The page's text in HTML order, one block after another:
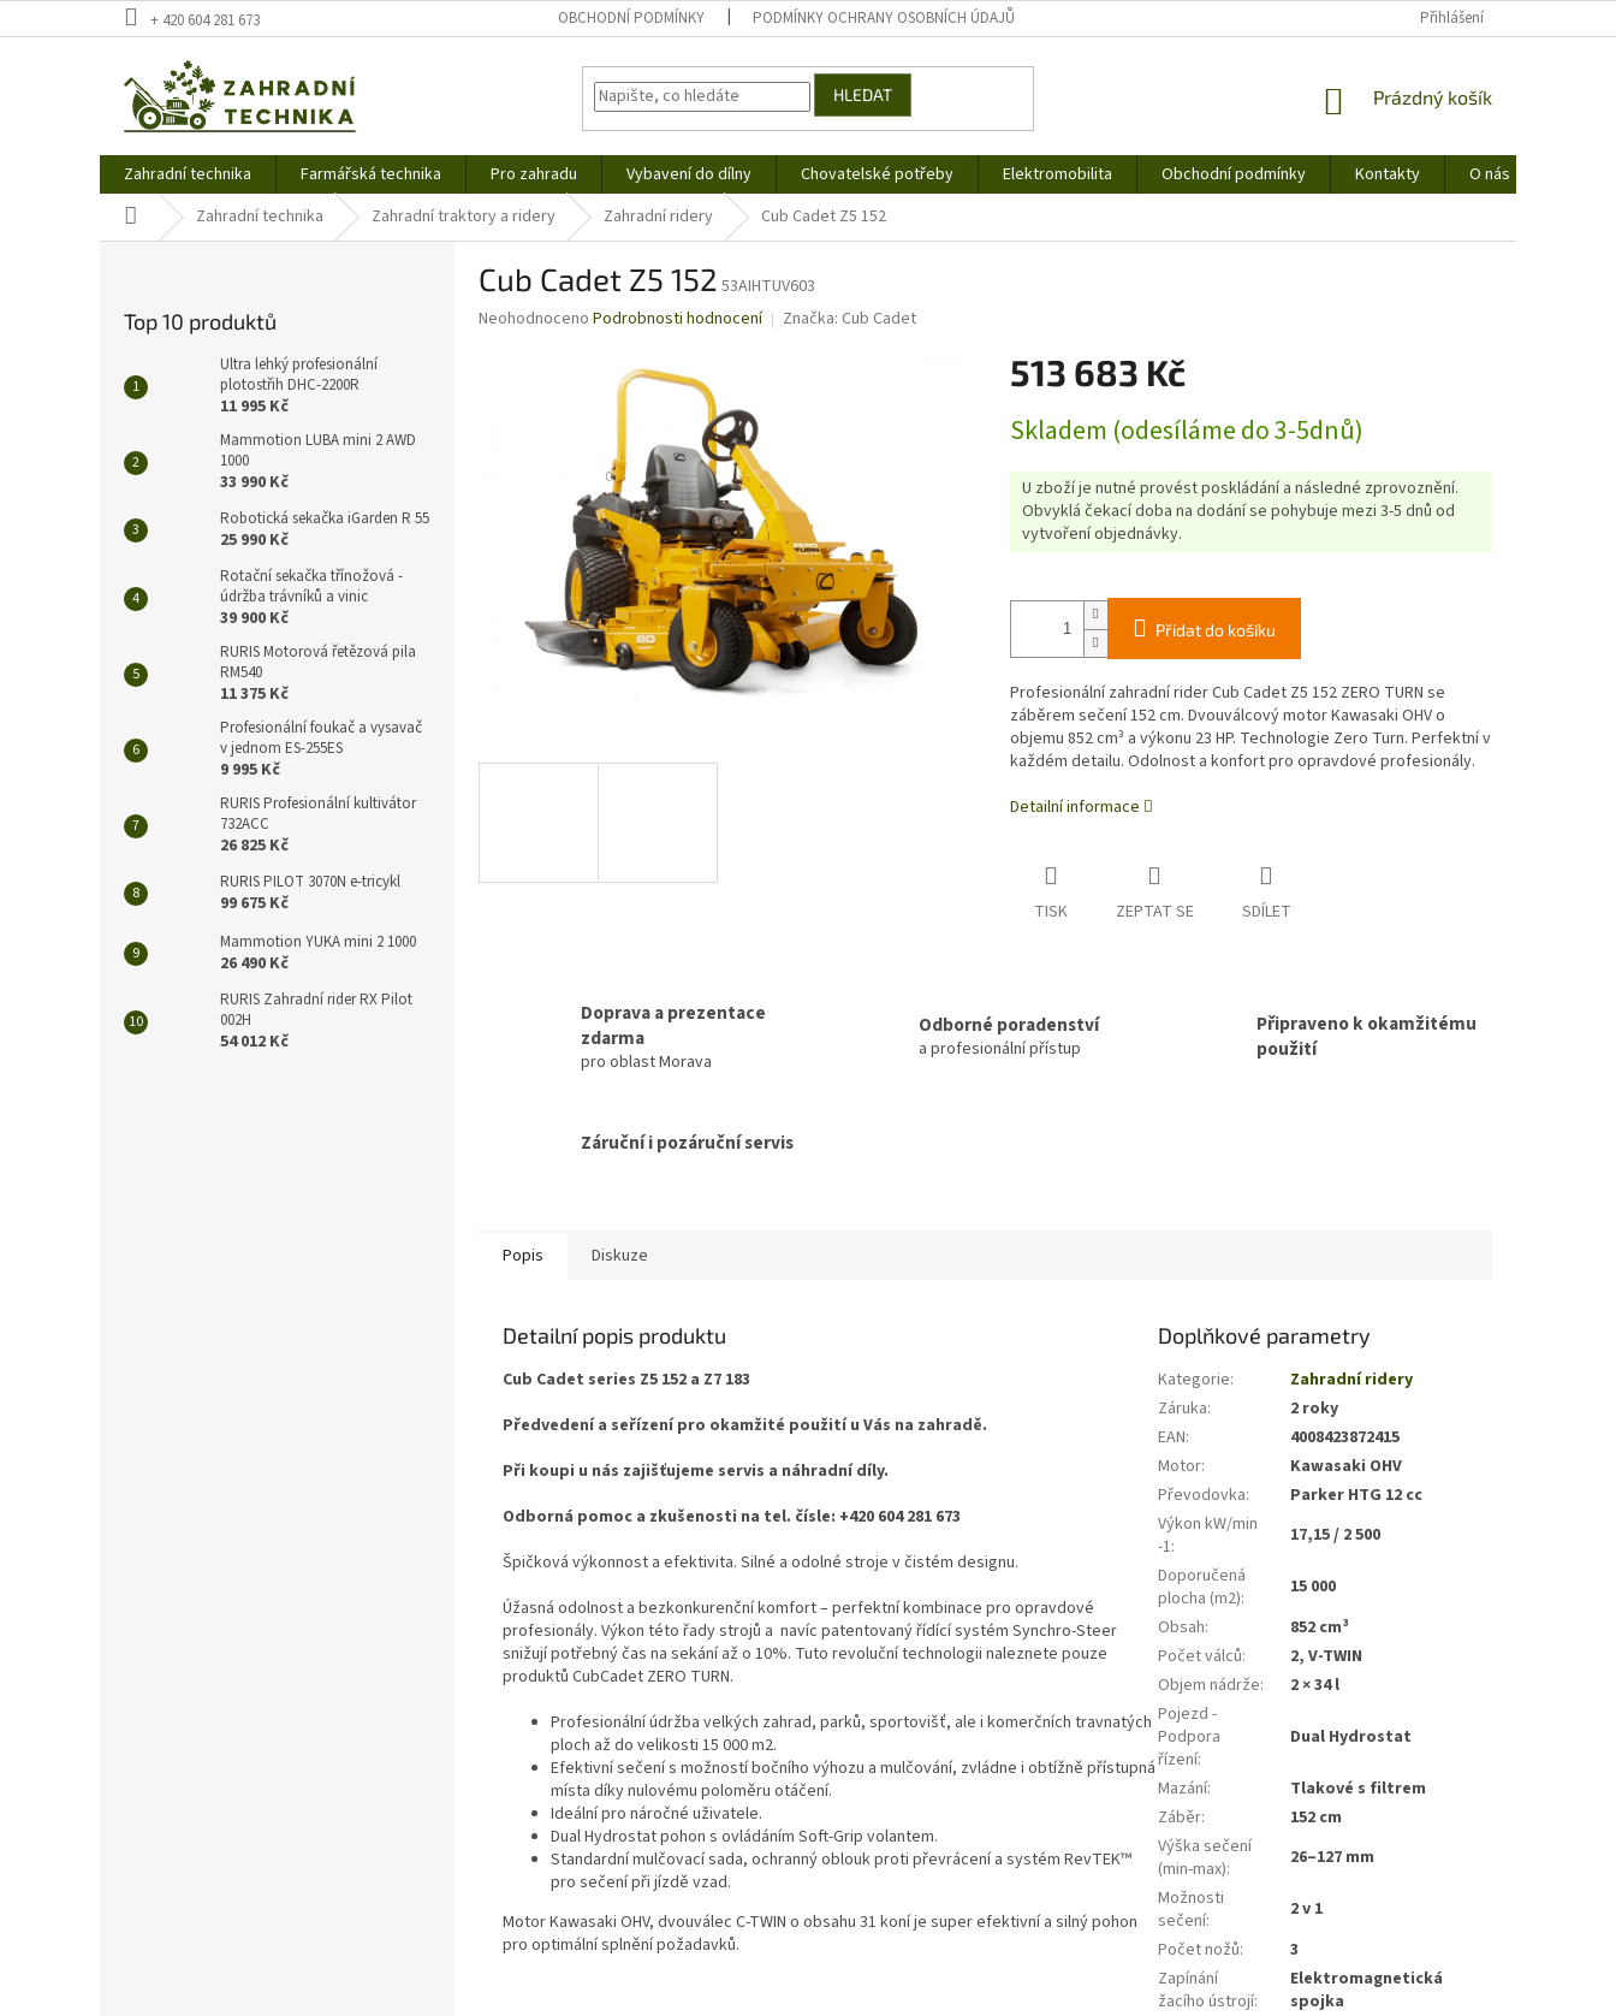
na
+ 420 604 281 673 OBCHODNÍ PODMÍNKY PODMÍNKY OCHRANY OSOBNÍCH ÚDAJŮ Přihlášení
HLEDAT
NÁKUPNÍ
Prázdný košík
Zahradní technika Farmářská technika Pro zahradu Vybavení do dílny Chovatelské potřeby Elektromobilita Obchodní podmínky Kontakty
O nás
Domů Zahradní technika Zahradní traktory a ridery Zahradní ridery Cub Cadet Z5 152
Top 10 produktů
Ultra lehký profesionální
plotostřih DHC-2200R
11 995 Kč
Mammotion LUBA mini 2 AWD
1000
33 990 Kč
Robotická sekačka iGarden R 55
25 990 Kč
Rotační sekačka třínožová -
údržba trávníků a vinic
39 900 Kč
RURIS Motorová řetězová pila
RM540
11 375 Kč
Profesionální foukač a vysavač
v jednom ES-255ES
9 995 Kč
RURIS Profesionální kultivátor
732ACC
26 825 Kč
RURIS PILOT 3070N e-tricykl
99 675 Kč
Mammotion YUKA mini 2 1000
26 490 Kč
RURIS Zahradní rider RX Pilot
002H
54 012 Kč
Cub Cadet Z5 152 53AIHTUV603
Průměrné
Neohodnoceno Podrobnosti hodnocení Značka: Cub Cadet
513 683 Kč
cena:
Skladem (odesíláme do 3-5dnů)
U zboží je nutné provést poskládání a následné zprovoznění.
Obvyklá čekací doba na dodání se pohybuje mezi 3-5 dnů od
vytvoření objednávky.
Přidat do košíku
Profesionální zahradní rider Cub Cadet Z5 152 ZERO TURN se
záběrem sečení 152 cm. Dvouválcový motor Kawasaki OHV o
objemu 852 cm³ a výkonu 23 HP. Technologie Zero Turn. Perfektní v
každém detailu. Odolnost a konfort pro opravdové profesionály.
Detailní informace
TISK ZEPTAT SE SDÍLET
Doprava a prezentace
zdarma
pro oblast Morava
Odborné poradenství
a profesionální přístup
Připraveno k okamžitému
použití
Záruční i pozáruční servis
Popis Diskuze
Detailní popis produktu
Cub Cadet series Z5 152 a Z7 183
Předvedení a seřízení pro okamžité použití u Vás na zahradě.
Při koupi u nás zajišťujeme servis a náhradní díly.
Odborná pomoc a zkušenosti na tel. čísle: +420 604 281 673
Špičková výkonnost a efektivita. Silné a odolné stroje v čistém designu.
Úžasná odolnost a bezkonkurenční komfort – perfektní kombinace pro opravdové
profesionály. Výkon této řady strojů a navíc patentovaný řídící systém Synchro-Steer
snižují potřebný čas na sekání až o 10%. Tuto revoluční technologii naleznete pouze
produktů CubCadet ZERO TURN.
Profesionální údržba velkých zahrad, parků, sportovišť, ale i komerčních travnatých
ploch až do velikosti 15 000 m2.
Efektivní sečení s možností bočního výhozu a mulčování, zvládne i obtížně přístupná
místa díky nulovému poloměru otáčení.
Ideální pro náročné uživatele.
Dual Hydrostat pohon s ovládáním Soft-Grip volantem.
Standardní mulčovací sada, ochranný oblouk proti převrácení a systém RevTEK™
pro sečení při jízdě vzad.
Motor Kawasaki OHV, dvouválec C-TWIN o obsahu 31 koní je super efektivní a silný pohon
pro optimální splnění požadavků.
Doplňkové parametry
Kategorie:
Zahradní ridery
Záruka:
2 roky
EAN:
4008423872415
Motor:
Kawasaki OHV
Převodovka:
Parker HTG 12 cc
Výkon kW/min
-1:
17,15 / 2 500
Doporučená
plocha (m2):
15 000
Obsah:
852 cm³
Počet válců:
2, V-TWIN
Objem nádrže:
2 × 34 l
Pojezd -
Podpora
řízení:
Dual Hydrostat
Mazání:
Tlakové s filtrem
Záběr:
152 cm
Výška sečení
(min-max):
26–127 mm
Možnosti
sečení:
2 v 1
Počet nožů:
3
Zapínání
žacího ústrojí:
Elektromagnetická
spojka